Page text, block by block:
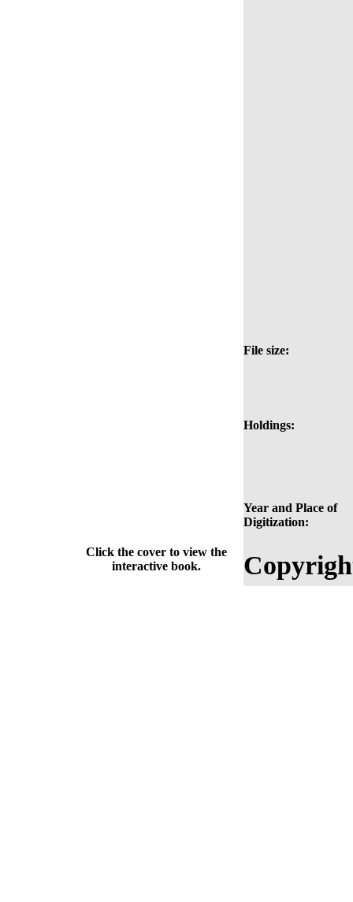
File size:
Holdings:
Year and Place of
Digitization:
Click the cover to view the
interactive book.